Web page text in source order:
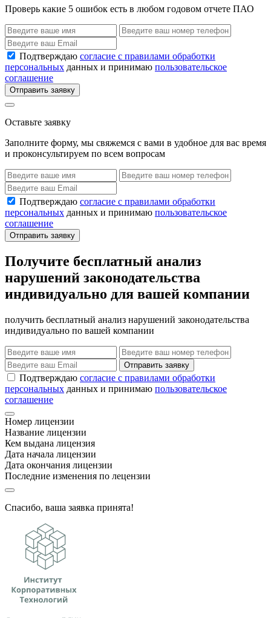
Проверь какие 5 ошибок есть в любом годовом отчете ПАО
Подтверждаю согласие с правилами обработки
персональных данных и принимаю пользовательское
соглашение
Отправить заявку
Оставьте заявку
Заполните форму, мы свяжемся с вами в удобное для вас время
и проконсультируем по всем вопросам
Подтверждаю согласие с правилами обработки
персональных данных и принимаю пользовательское
соглашение
Отправить заявку
Получите бесплатный анализ
нарушений законодательства
индивидуально для вашей компании
получить бесплатный анализ нарушений законодательства
индивидуально по вашей компании
Отправить заявку
Подтверждаю согласие с правилами обработки
персональных данных и принимаю пользовательское
соглашение
Номер лицензии
Название лицензии
Кем выдана лицензия
Дата начала лицензии
Дата окончания лицензии
Последние изменения по лецензии
Спасибо, ваша заявка принята!